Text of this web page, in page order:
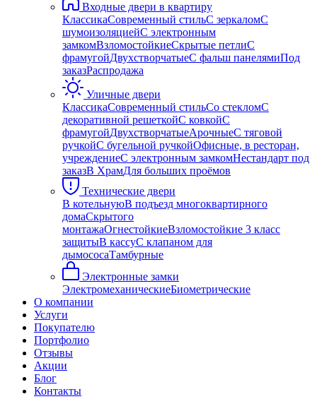
Входные двери в квартиру
КлассикаСовременный стильС зеркаломС
шумоизоляциейС электронным
замкомВзломостойкиеСкрытые петлиС
фрамугойДвухстворчатыеС фальш панелямиПод
заказРаспродажа
Уличные двери
КлассикаСовременный стильСо стекломС
декоративной решеткойС ковкойС
фрамугойДвухстворчатыеАрочныеС тяговой
ручкойС бугельной ручкойОфисные, в ресторан,
учреждениеС электронным замкомНестандарт под
заказВ ХрамДля больших проёмов
Технические двери
В котельнуюВ подъезд многоквартирного
домаСкрытого
монтажаОгнестойкиеВзломостойкие 3 класс
защитыВ кассуС клапаном для
дымососаТамбурные
Электронные замки
ЭлектромеханическиеБиометрические
О компании
Услуги
Покупателю
Портфолио
Отзывы
Акции
Блог
Контакты